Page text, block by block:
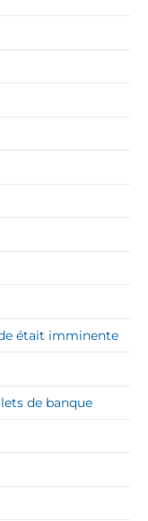
était imminente
de banque